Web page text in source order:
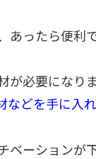
ったら便利で
必要になり
などを手に入
ーションが